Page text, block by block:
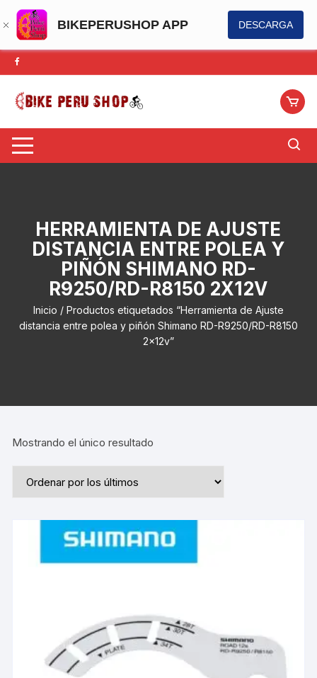
BIKEPERUSHOP APP DESCARGA
Saltar
al
contenido
HERRAMIENTA DE AJUSTE
DISTANCIA ENTRE POLEA Y
PIÑÓN SHIMANO RD-
R9250/RD-R8150 2X12V
Inicio / Productos etiquetados “Herramienta de Ajuste
distancia entre polea y piñón Shimano RD-R9250/RD-R8150
2x12v”
Mostrando el único resultado